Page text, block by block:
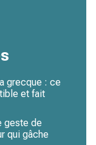
grecque : ce
et fait
geste de
qui gâche